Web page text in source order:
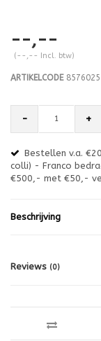
--,--
(--,-- Incl. btw)
ARTIKELCODE
- +
Bestellen v.a.
colli) - Franco
€500,- met €50,-
Beschrijving
Reviews (0)